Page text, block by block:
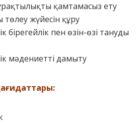
қамтамасыз ету
төлеу жүйесін құру
бірегейлік пен өзін-өзі тануды
мәдениетті дамыту